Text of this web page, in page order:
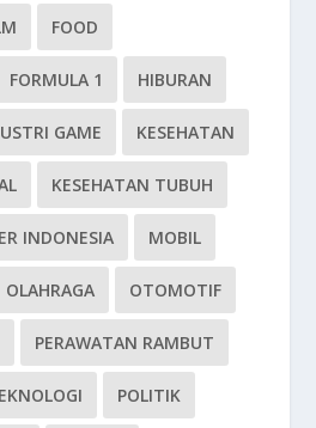
FOOD
FORMULA 1 HIBURAN
GAME KESEHATAN
KESEHATAN TUBUH
INDONESIA MOBIL
OLAHRAGA OTOMOTIF
PERAWATAN RAMBUT
POLITIK